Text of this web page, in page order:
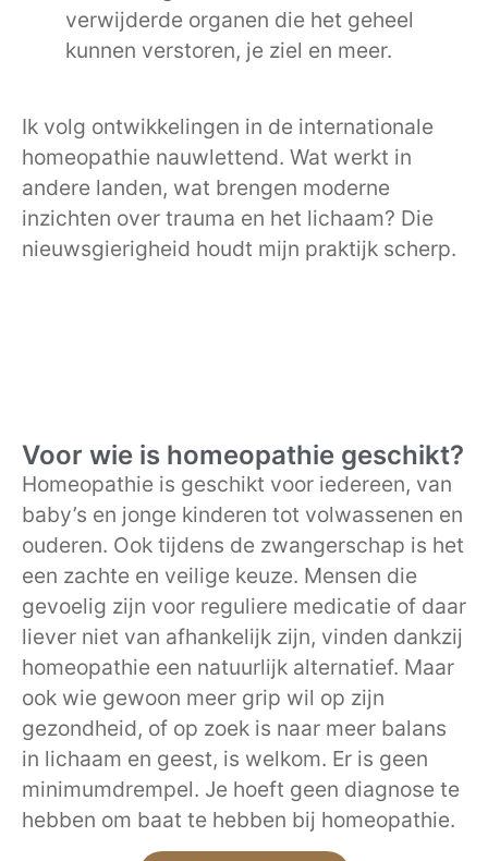
verwijderde organen die het geheel
kunnen verstoren, je ziel en meer.
Ik volg ontwikkelingen in de internationale
homeopathie nauwlettend. Wat werkt in
andere landen, wat brengen moderne
inzichten over trauma en het lichaam? Die
nieuwsgierigheid houdt mijn praktijk scherp.
Voor wie is homeopathie geschikt?
Homeopathie is geschikt voor iedereen, van
baby’s en jonge kinderen tot volwassenen en
ouderen. Ook tijdens de zwangerschap is het
een zachte en veilige keuze. Mensen die
gevoelig zijn voor reguliere medicatie of daar
liever niet van afhankelijk zijn, vinden dankzij
homeopathie een natuurlijk alternatief. Maar
ook wie gewoon meer grip wil op zijn
gezondheid, of op zoek is naar meer balans
in lichaam en geest, is welkom. Er is geen
minimumdrempel. Je hoeft geen diagnose te
hebben om baat te hebben bij homeopathie.